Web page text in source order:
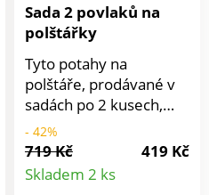
Sada 2 povlaků na
polštářky
Tyto potahy na
polštáře, prodávané v
sadách po 2 kusech,
jsou ideální pro vnesení
barevného akcentu do
vašeho interiéru. Jsou
moderní a zároveň
- 42%
719 Kč
419 Kč
Skladem 2 ks